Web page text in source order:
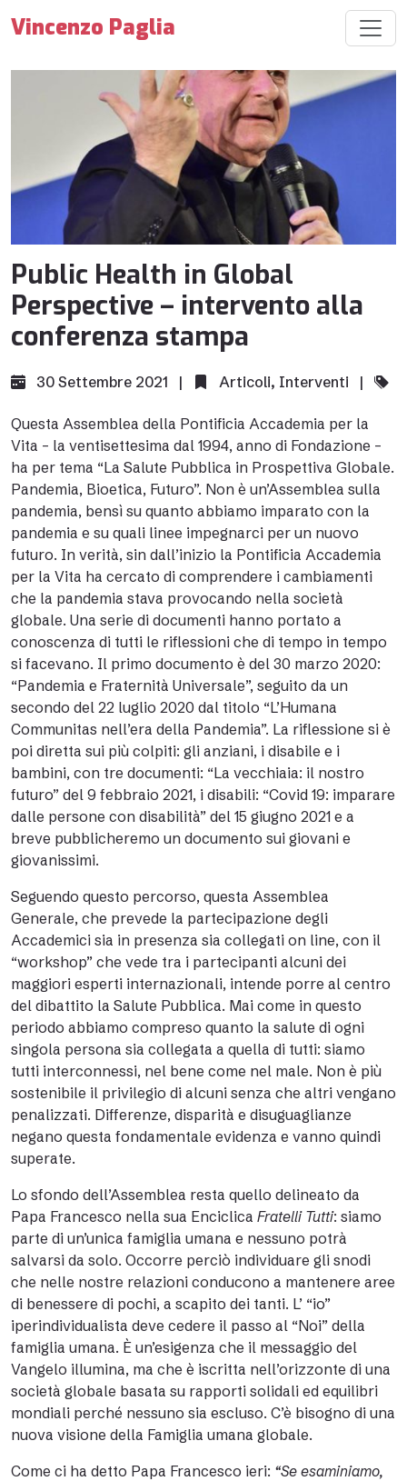
Vincenzo Paglia
Public Health in Global
Perspective – intervento alla
conferenza stampa
30 Settembre 2021 | Articoli, Interventi |
Questa Assemblea della Pontificia Accademia per la
Vita – la ventisettesima dal 1994, anno di Fondazione –
ha per tema “La Salute Pubblica in Prospettiva Globale.
Pandemia, Bioetica, Futuro”. Non è un’Assemblea sulla
pandemia, bensì su quanto abbiamo imparato con la
pandemia e su quali linee impegnarci per un nuovo
futuro. In verità, sin dall’inizio la Pontificia Accademia
per la Vita ha cercato di comprendere i cambiamenti
che la pandemia stava provocando nella società
globale. Una serie di documenti hanno portato a
conoscenza di tutti le riflessioni che di tempo in tempo
si facevano. Il primo documento è del 30 marzo 2020:
“Pandemia e Fraternità Universale”, seguito da un
secondo del 22 luglio 2020 dal titolo “L’Humana
Communitas nell’era della Pandemia”. La riflessione si è
poi diretta sui più colpiti: gli anziani, i disabile e i
bambini, con tre documenti: “La vecchiaia: il nostro
futuro” del 9 febbraio 2021, i disabili: “Covid 19: imparare
dalle persone con disabilità” del 15 giugno 2021 e a
breve pubblicheremo un documento sui giovani e
giovanissimi.
Seguendo questo percorso, questa Assemblea
Generale, che prevede la partecipazione degli
Accademici sia in presenza sia collegati on line, con il
“workshop” che vede tra i partecipanti alcuni dei
maggiori esperti internazionali, intende porre al centro
del dibattito la Salute Pubblica. Mai come in questo
periodo abbiamo compreso quanto la salute di ogni
singola persona sia collegata a quella di tutti: siamo
tutti interconnessi, nel bene come nel male. Non è più
sostenibile il privilegio di alcuni senza che altri vengano
penalizzati. Differenze, disparità e disuguaglianze
negano questa fondamentale evidenza e vanno quindi
superate.
Lo sfondo dell’Assemblea resta quello delineato da
Papa Francesco nella sua Enciclica Fratelli Tutti: siamo
parte di un’unica famiglia umana e nessuno potrà
salvarsi da solo. Occorre perciò individuare gli snodi
che nelle nostre relazioni conducono a mantenere aree
di benessere di pochi, a scapito dei tanti. L’ “io”
iperindividualista deve cedere il passo al “Noi” della
famiglia umana. È un’esigenza che il messaggio del
Vangelo illumina, ma che è iscritta nell’orizzonte di una
società globale basata su rapporti solidali ed equilibri
mondiali perché nessuno sia escluso. C’è bisogno di una
nuova visione della Famiglia umana globale.
Come ci ha detto Papa Francesco ieri: “Se esaminiamo,